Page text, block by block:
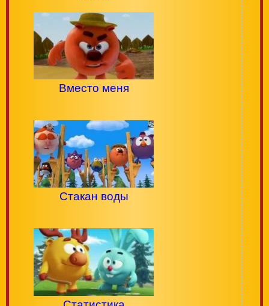
Вместо меня
Стакан воды